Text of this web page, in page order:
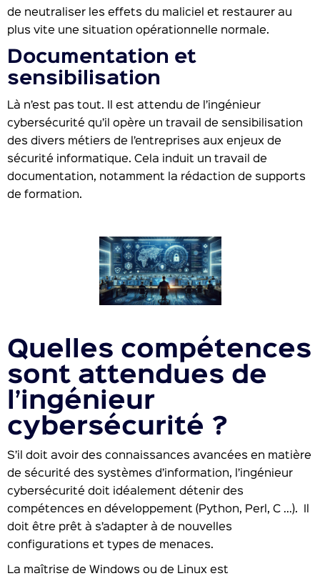
de neutraliser les effets du maliciel et restaurer au
plus vite une situation opérationnelle normale.
Documentation et
sensibilisation
Là n’est pas tout. Il est attendu de l’ingénieur
cybersécurité qu’il opère un travail de sensibilisation
des divers métiers de l’entreprises aux enjeux de
sécurité informatique. Cela induit un travail de
documentation, notamment la rédaction de supports
de formation.
Quelles compétences
sont attendues de
l’ingénieur
cybersécurité ?
S’il doit avoir des connaissances avancées en matière
de sécurité des systèmes d’information, l’ingénieur
cybersécurité doit idéalement détenir des
compétences en développement (Python, Perl, C …). Il
doit être prêt à s’adapter à de nouvelles
configurations et types de menaces.
La maîtrise de Windows ou de Linux est